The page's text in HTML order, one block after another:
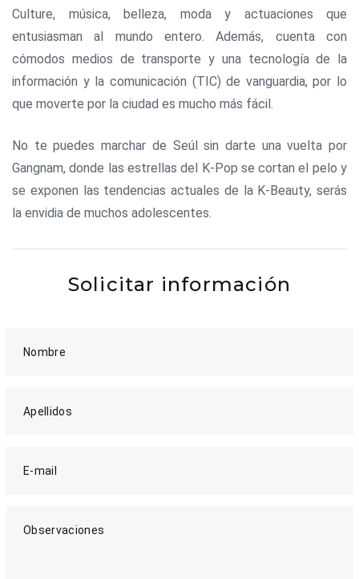
Culture, música, belleza, moda y actuaciones que
entusiasman al mundo entero. Además, cuenta con
cómodos medios de transporte y una tecnología de la
información y la comunicación (TIC) de vanguardia, por lo
que moverte por la ciudad es mucho más fácil.
No te puedes marchar de Seúl sin darte una vuelta por
Gangnam, donde las estrellas del K-Pop se cortan el pelo y
se exponen las tendencias actuales de la K-Beauty, serás
la envidia de muchos adolescentes.
Solicitar información
Nombre
Apellidos
E-mail
Observaciones